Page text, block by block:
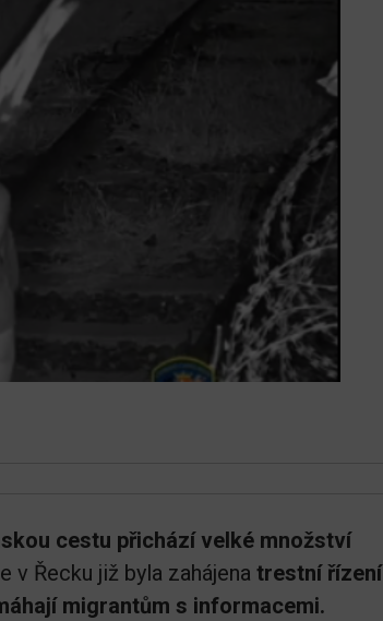
cestu přichází velké množství
v Řecku již byla zahájena trestní řízení
migrantům s informacemi.